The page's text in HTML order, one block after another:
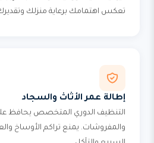
تعكس اهتمامك برعاية منزلك
إطالة عمر الأثاث والسجاد
التنظيف الدوري المتخصص يحافظ
والمفروشات. يمنع تراكم الأوساخ